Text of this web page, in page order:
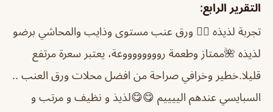
التقرير الرابع:
تجربة لذيذه 👌🏻 ورق عنب مستوى وذايب والمحاشي برضو
لذيذه 🌺ممتاز وطعمة رووووووووعة، يعتبر سعرة مرتفع
قليلا.خطير وخرافي صراحة من افضل محلات ورق العنب ..
السبايسي عندهم الييييم 😋😋لذيذ و نظيف و مرتب و